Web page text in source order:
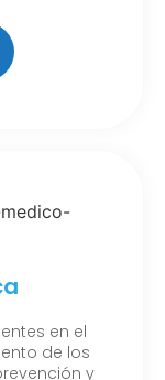
en el
de los
y